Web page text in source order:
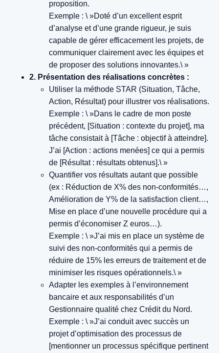
proposition.
Exemple : \ »Doté d’un excellent esprit
d’analyse et d’une grande rigueur, je suis
capable de gérer efficacement les projets, de
communiquer clairement avec les équipes et
de proposer des solutions innovantes.\ »
2. Présentation des réalisations concrètes :
Utiliser la méthode STAR (Situation, Tâche,
Action, Résultat) pour illustrer vos réalisations.
Exemple : \ »Dans le cadre de mon poste
précédent, [Situation : contexte du projet], ma
tâche consistait à [Tâche : objectif à atteindre].
J’ai [Action : actions menées] ce qui a permis
de [Résultat : résultats obtenus].\ »
Quantifier vos résultats autant que possible
(ex : Réduction de X% des non-conformités…,
Amélioration de Y% de la satisfaction client…,
Mise en place d’une nouvelle procédure qui a
permis d’économiser Z euros…).
Exemple : \ »J’ai mis en place un système de
suivi des non-conformités qui a permis de
réduire de 15% les erreurs de traitement et de
minimiser les risques opérationnels.\ »
Adapter les exemples à l’environnement
bancaire et aux responsabilités d’un
Gestionnaire qualité chez Crédit du Nord.
Exemple : \ »J’ai conduit avec succès un
projet d’optimisation des processus de
[mentionner un processus spécifique pertinent